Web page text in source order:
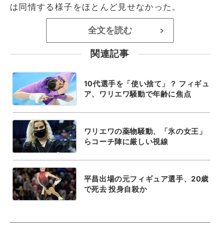
は同情する様子をほとんど見せなかった。
全文を読む >
関連記事
10代選手を「使い捨て」？ フィギュ
ア、ワリエワ騒動で年齢に焦点
ワリエワの薬物騒動、「氷の女王」
らコーチ陣に厳しい視線
平昌出場の元フィギュア選手、20歳
で死去 投身自殺か